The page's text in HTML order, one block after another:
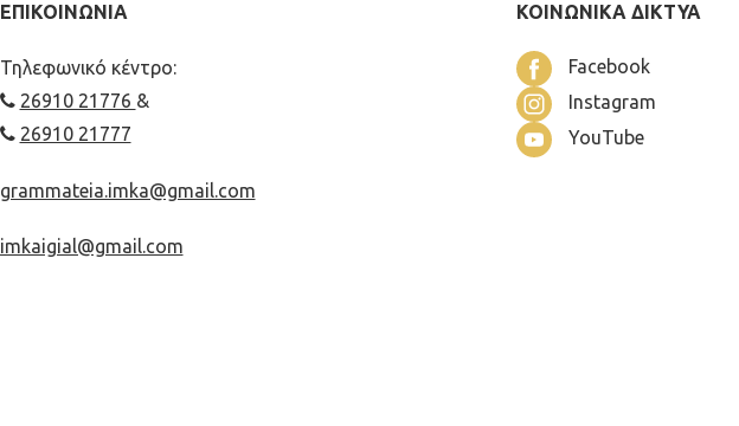
ΕΠΙΚΟΙΝΩΝΙΑ
Τηλεφωνικό κέντρο:
26910 21776 &
26910 21777
grammateia.imka@gmail.com
imkaigial@gmail.com
ΚΟΙΝΩΝΙΚΑ ΔΙΚΤΥΑ
Facebook
Instagram
YouTube